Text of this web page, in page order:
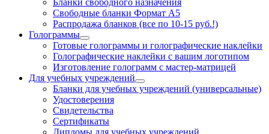
Свободные бланки Формат А5
Распродажа бланков (все по 10-15 руб.!)
Голограммы
Готовые голограммы и голографические наклейки
Голографические наклейки с вашим логотипом
Изготовление голограмм с мастер-матрицей
Для учебных учреждений
Бланки для учебных учреждений (универсальные)
Удостоверения
Свидетельства
Сертификаты
Дипломы для учебных учреждений